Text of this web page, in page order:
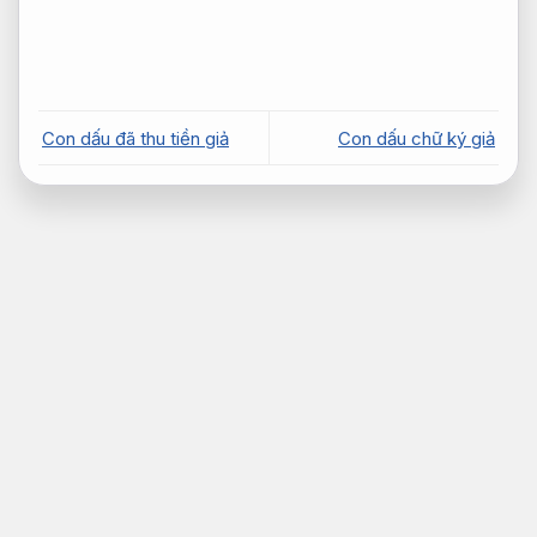
Con dấu đã thu tiền giả Con dấu chữ ký giả